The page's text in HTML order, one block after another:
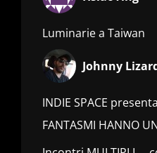
Luminarie a Taiwan
Johnny
INDIE SPACE
FANTASMI HANNO